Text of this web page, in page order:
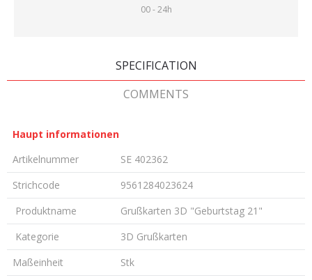
00 - 24h
SPECIFICATION
COMMENTS
Haupt informationen
Artikelnummer
SE 402362
Strichcode
9561284023624
Produktname
Grußkarten 3D "Geburtstag 21"
Kategorie
3D Grußkarten
Maßeinheit
Stk